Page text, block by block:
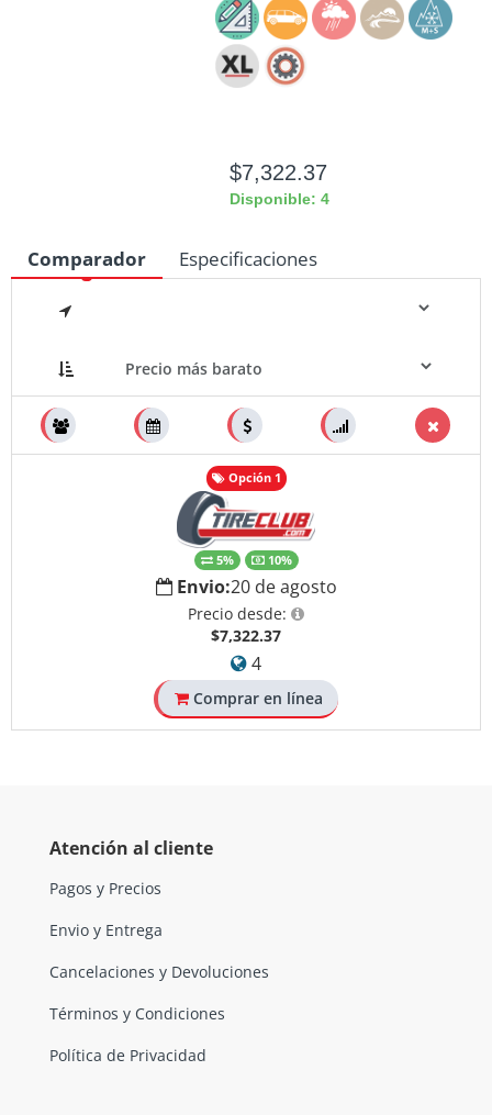
$7,322.37
Disponible: 4
Comparador Especificaciones
Opción 1
5% 10%
Envio:20 de agosto
Precio desde:
$7,322.37
4
Comprar en línea
Atención al cliente
Pagos y Precios
Envio y Entrega
Cancelaciones y Devoluciones
Términos y Condiciones
Política de Privacidad